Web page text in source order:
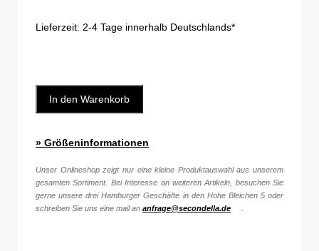
Lieferzeit: 2-4 Tage innerhalb Deutschlands*
In den Warenkorb
» Größeninformationen
Unser Onlineshop zeigt nur eine kleine Produktauswahl aus unserem
gesamten Sortiment. Bei Interesse an weiteren Artikeln, besuchen Sie
gerne unsere drei Hamburger Geschäfte in den Hohe Bleichen 5 oder
schreiben Sie uns eine mail an anfrage@secondella.de